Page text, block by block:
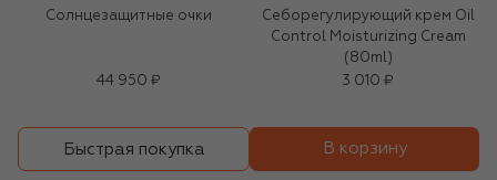
Солнцезащитные очки
44 950 ₽
Себорегулирующий крем Oil
Control Moisturizing Cream
(80ml)
3 010 ₽
Быстрая покупка В корзину